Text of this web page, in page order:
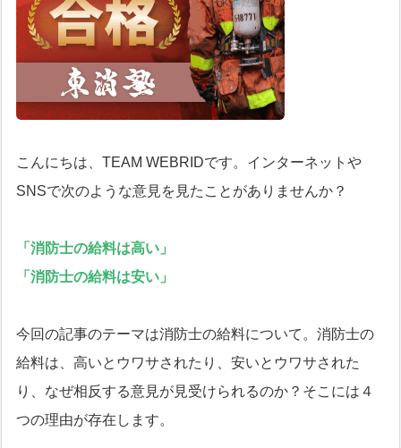
こんにちは、TEAM WEBRIDです。インターネットや
SNSで次のような意見を見たことがありませんか？
「消防士の給料は高い」
「消防士の給料は安い」
今回の記事のテーマは消防士の給料について。消防士の
給料は、高いとウワサされたり、安いとウワサされた
り、なぜ相反する意見が見受けられるのか？そこには４
つの理由が存在します。